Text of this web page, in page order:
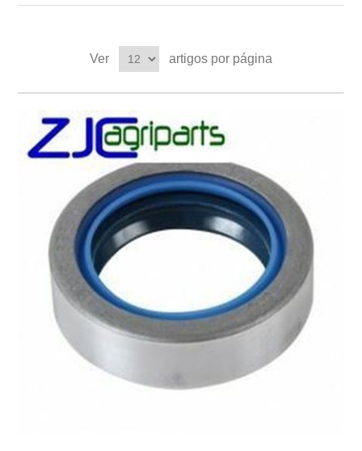
Ver artigos por página